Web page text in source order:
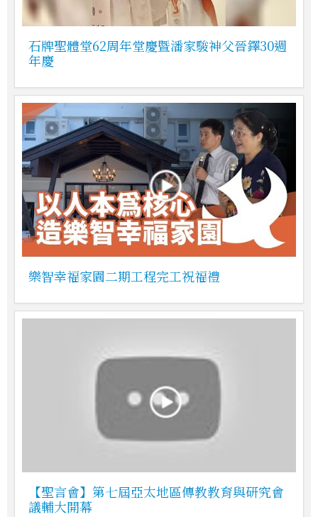
石牌聖體堂62周年堂慶暨潘家駿神父晉鐸30週
年慶
樂智幸福家園二期工程完工祝福禮
【聖言會】第七屆亞太地區傳教教育與研究會
議輔大開幕